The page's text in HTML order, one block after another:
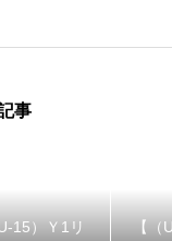
事
15）Ｙ1リ
【